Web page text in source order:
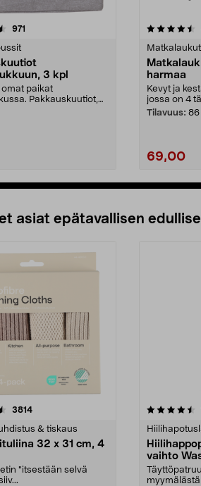
971
3 kpl
omat paikat
Pakkauskuutiot,
4.5 viidestä
Matkalaukut
harmaa
Kevyt ja
jossa on 4
Tilavuus: 86 l
69,00
asiat epätavallisen
3814arvostelut
& tiskaus
32 x 31 cm, 4
"itsestään selvä
4.5viidestä
vaihto